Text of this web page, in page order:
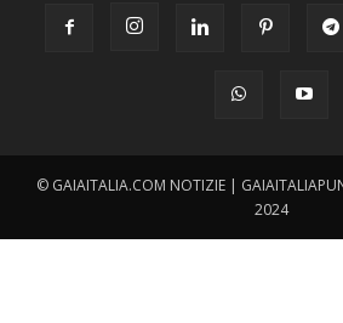
© GAIAITALIA.COM NOTIZIE |
2024